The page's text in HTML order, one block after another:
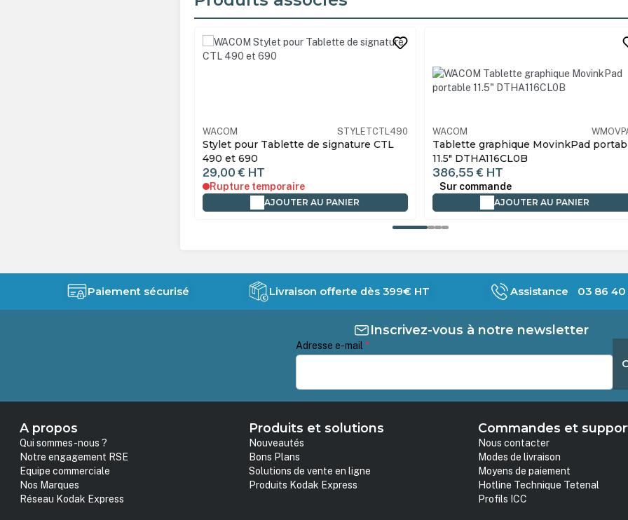
Ignorer la galerie de produits
WACOM STYLETCTL490
Stylet pour Tablette de signature CTL
490 et 690
29,00 € HT
Rupture temporaire
AJOUTER AU PANIER
WACOM
Tablette graphique MovinkPad
11.5" DTHA116CL0B
386,55 € HT
Sur commande
AJOUTER AU PANIER
Paiement sécurisé Livraison offerte dès 399€ HT Assistance 03 86 40
Inscrivez-vous à notre newsletter
Adresse e-mail *
A propos
Qui sommes-nous ?
Notre engagement RSE
Equipe commerciale
Nos Marques
Réseau Kodak Express
Produits et solutions
Nouveautés
Bons Plans
Solutions de vente en ligne
Produits Kodak Express
Commandes et
Nous contacter
Modes de livraison
Moyens de paiement
Hotline Technique Tetenal
Profils ICC